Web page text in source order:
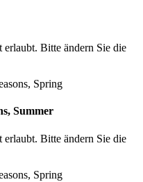
Bitte ändern Sie die
Spring
Summer
Bitte ändern Sie die
Spring